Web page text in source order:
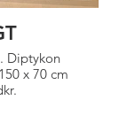
Diptykon
x 70 cm